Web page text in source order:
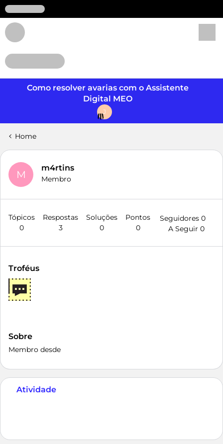
Como resolver avarias com o Assistente
Digital MEO
J
Home
M
m4rtins
Membro
Tópicos
0
Respostas
3
Soluções
0
Pontos
0
Seguidores 0
A Seguir 0
Troféus
Sobre
Membro desde
Atividade